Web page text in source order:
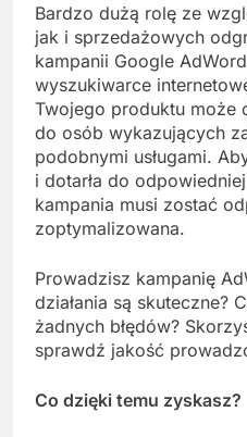
Bardzo dużą rolę ze
jak i sprzedażowych
kampanii Google
wyszukiwarce
Twojego produktu może
do osób wykazujących
podobnymi usługami.
i dotarła do
kampania musi zostać
zoptymalizowana.
Prowadzisz kampanię
działania są skuteczne?
żadnych błędów?
sprawdź jakość
Co dzięki temu zyskasz?